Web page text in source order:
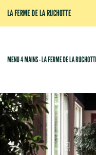
LA FERME DE LA RUCHOTTE
MENU 4 MAINS - LA FERME DE LA